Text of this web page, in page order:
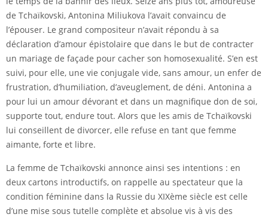
de Tchaïkovski, Antonina Miliukova l’avait convaincu de
l’épouser. Le grand compositeur n’avait répondu à sa
déclaration d’amour épistolaire que dans le but de contracter
un mariage de façade pour cacher son homosexualité. S’en est
suivi, pour elle, une vie conjugale vide, sans amour, un enfer de
frustration, d’humiliation, d’aveuglement, de déni. Antonina a
pour lui un amour dévorant et dans un magnifique don de soi,
supporte tout, endure tout. Alors que les amis de Tchaïkovski
lui conseillent de divorcer, elle refuse en tant que femme
aimante, forte et libre.
La femme de Tchaïkovski annonce ainsi ses intentions : en
deux cartons introductifs, on rappelle au spectateur que la
condition féminine dans la Russie du XIXème siècle est celle
d’une mise sous tutelle complète et absolue vis à vis des